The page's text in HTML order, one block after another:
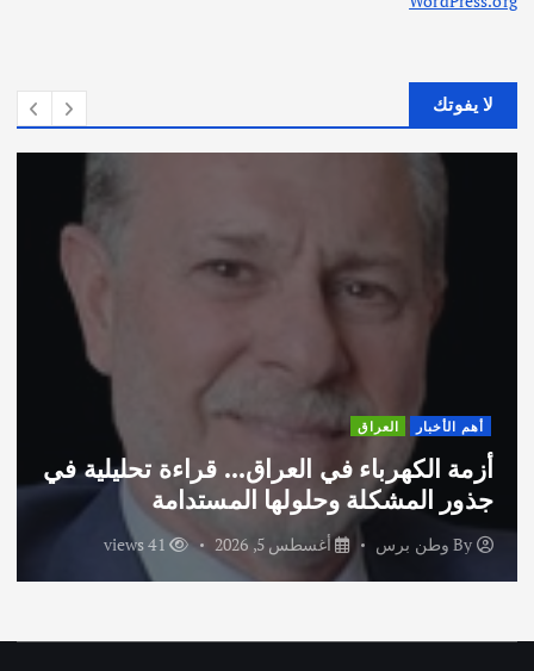
لا يفوتك
العراق
في العراق… قراءة تحليلية في
وحلولها المستدامة
برس أغسطس 5, 2026 41 views
اختتام